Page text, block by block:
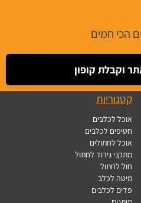
הכי חמים
וקבלת קופון
קטגוריות
אוכל לכלבים
חטיפים לכלבים
אוכל לחתולים
מתקני גירוד לחתול
חול לחתול
מיטה לכלב
פדים לכלבים